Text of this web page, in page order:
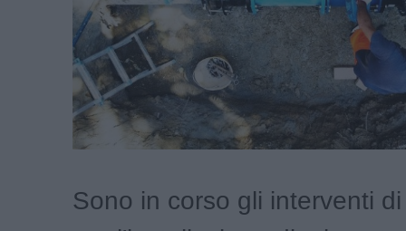
Sono in corso gli interventi